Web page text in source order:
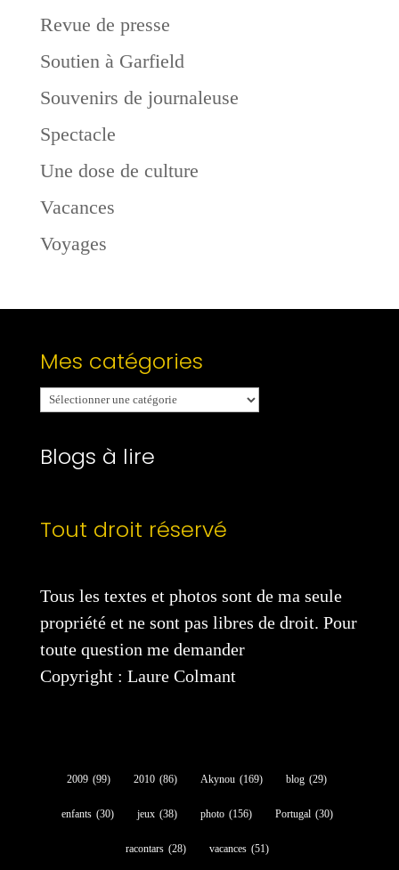
Revue de presse
Soutien à Garfield
Souvenirs de journaleuse
Spectacle
Une dose de culture
Vacances
Voyages
Mes catégories
Mes
catégories
Blogs à lire
Tout droit réservé
Tous les textes et photos sont de ma seule
propriété et ne sont pas libres de droit. Pour
toute question me demander
Copyright : Laure Colmant
2009 (99) 2010 (86) Akynou (169) blog (29)
enfants (30) jeux (38) photo (156) Portugal (30)
racontars (28) vacances (51)